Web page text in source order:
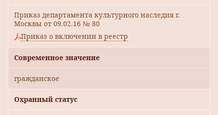
Приказ департамента культурного наследия г.
Москвы от 09.02.16 № 80
Приказ о включении в реестр
Современное значение
гражданское
Охранный статус